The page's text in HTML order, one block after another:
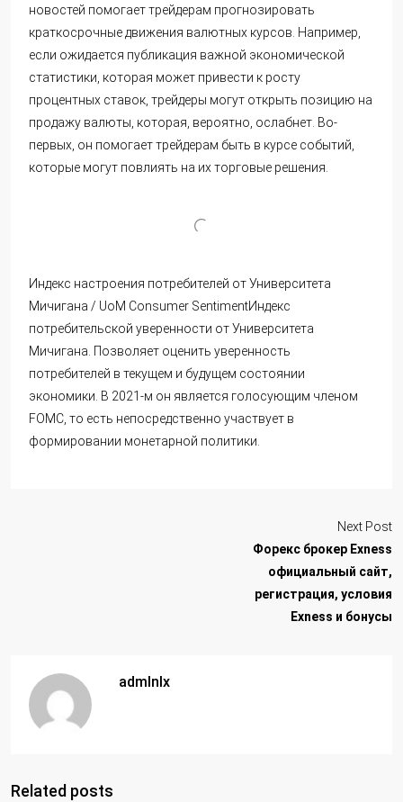
новостей помогает трейдерам прогнозировать
краткосрочные движения валютных курсов. Например,
если ожидается публикация важной экономической
статистики, которая может привести к росту
процентных ставок, трейдеры могут открыть позицию на
продажу валюты, которая, вероятно, ослабнет. Во-
первых, он помогает трейдерам быть в курсе событий,
которые могут повлиять на их торговые решения.
Индекс настроения потребителей от Университета
Мичигана / UoM Consumer SentimentИндекс
потребительской уверенности от Университета
Мичигана. Позволяет оценить уверенность
потребителей в текущем и будущем состоянии
экономики. В 2021-м он является голосующим членом
FOMC, то есть непосредственно участвует в
формировании монетарной политики.
Next Post
Форекс брокер Exness
официальный сайт,
регистрация, условия
Exness и бонусы
admlnlx
Related posts